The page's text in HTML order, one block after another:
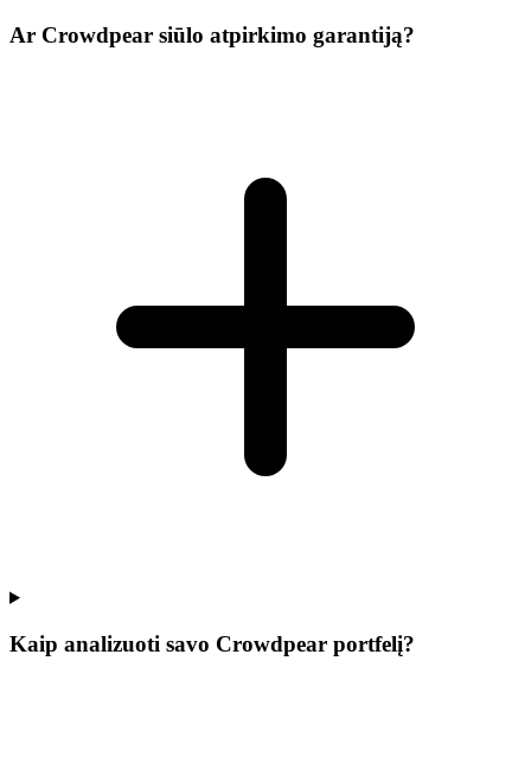
Ar Crowdpear siūlo atpirkimo garantiją?
Kaip analizuoti savo Crowdpear portfelį?